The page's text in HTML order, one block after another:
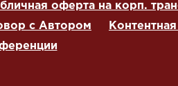
оферта на корп.
с Автором